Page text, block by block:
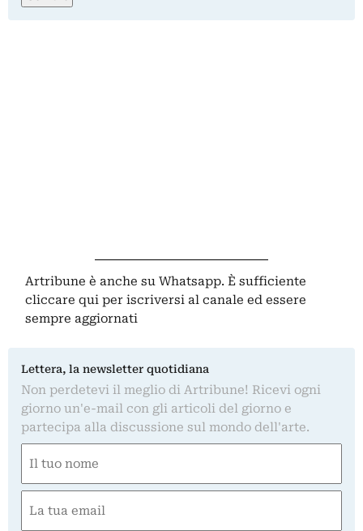
Artribune è anche su Whatsapp. È sufficiente
cliccare qui per iscriversi al canale ed essere
sempre aggiornati
Lettera, la newsletter quotidiana
Non perdetevi il meglio di Artribune! Ricevi ogni
giorno un'e-mail con gli articoli del giorno e
partecipa alla discussione sul mondo dell'arte.
(Required)
First
(Required)